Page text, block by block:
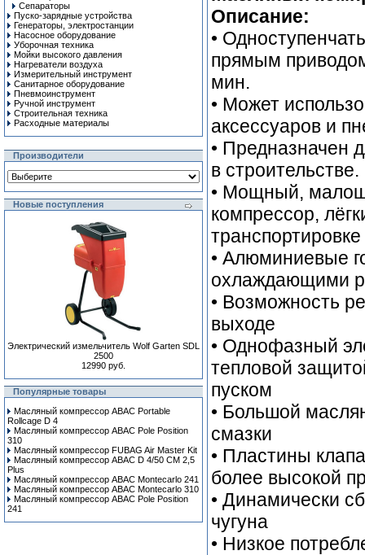
Сепараторы
Пуско-зарядные устройства
Генераторы, электростанции
Насосное оборудование
Уборочная техника
Мойки высокого давления
Нагреватели воздуха
Измерительный инструмент
Санитарное оборудование
Пневмоинструмент
Ручной инcтрумент
Строительная техника
Расходные материалы
Производители
Новые поступления
Электрический измельчитель Wolf Garten SDL
2500
12990 руб.
Популярные товары
Масляный компрессор ABAC Portable
Rollcage D 4
Масляный компрессор ABAC Pole Position
310
Масляный компрессор FUBAG Air Master Kit
Масляный компрессор ABAC D 4/50 CM 2,5
Plus
Масляный компрессор ABAC Montecarlo 241
Масляный компрессор ABAC Montecarlo 310
Масляный компрессор ABAC Pole Position
241
Описание:
•
прямым
мин.
• Может
аксессуаров и
• Предназначен
в строительстве.
• Мощный,
компрессор,
транспортировке
• Алюминиевые
охлаждающими
• Возможность
выходе
• Однофазный
тепловой
пуском
• Большой
смазки
• Пластины
более высокой
• Динамически
чугуна
• Низкое